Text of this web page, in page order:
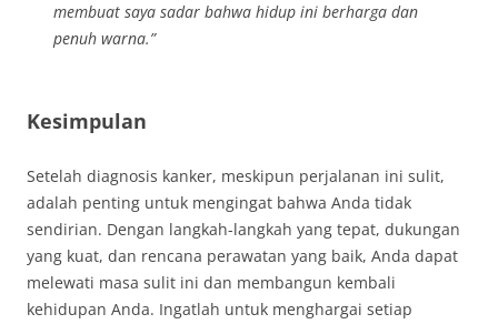
membuat saya sadar bahwa hidup ini berharga dan
penuh warna.”
Kesimpulan
Setelah diagnosis kanker, meskipun perjalanan ini sulit,
adalah penting untuk mengingat bahwa Anda tidak
sendirian. Dengan langkah-langkah yang tepat, dukungan
yang kuat, dan rencana perawatan yang baik, Anda dapat
melewati masa sulit ini dan membangun kembali
kehidupan Anda. Ingatlah untuk menghargai setiap